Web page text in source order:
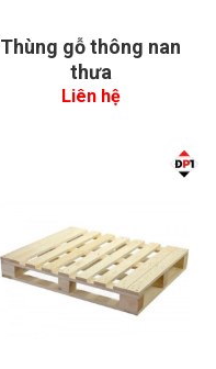
Thùng gỗ thông nan
thưa
Liên hệ